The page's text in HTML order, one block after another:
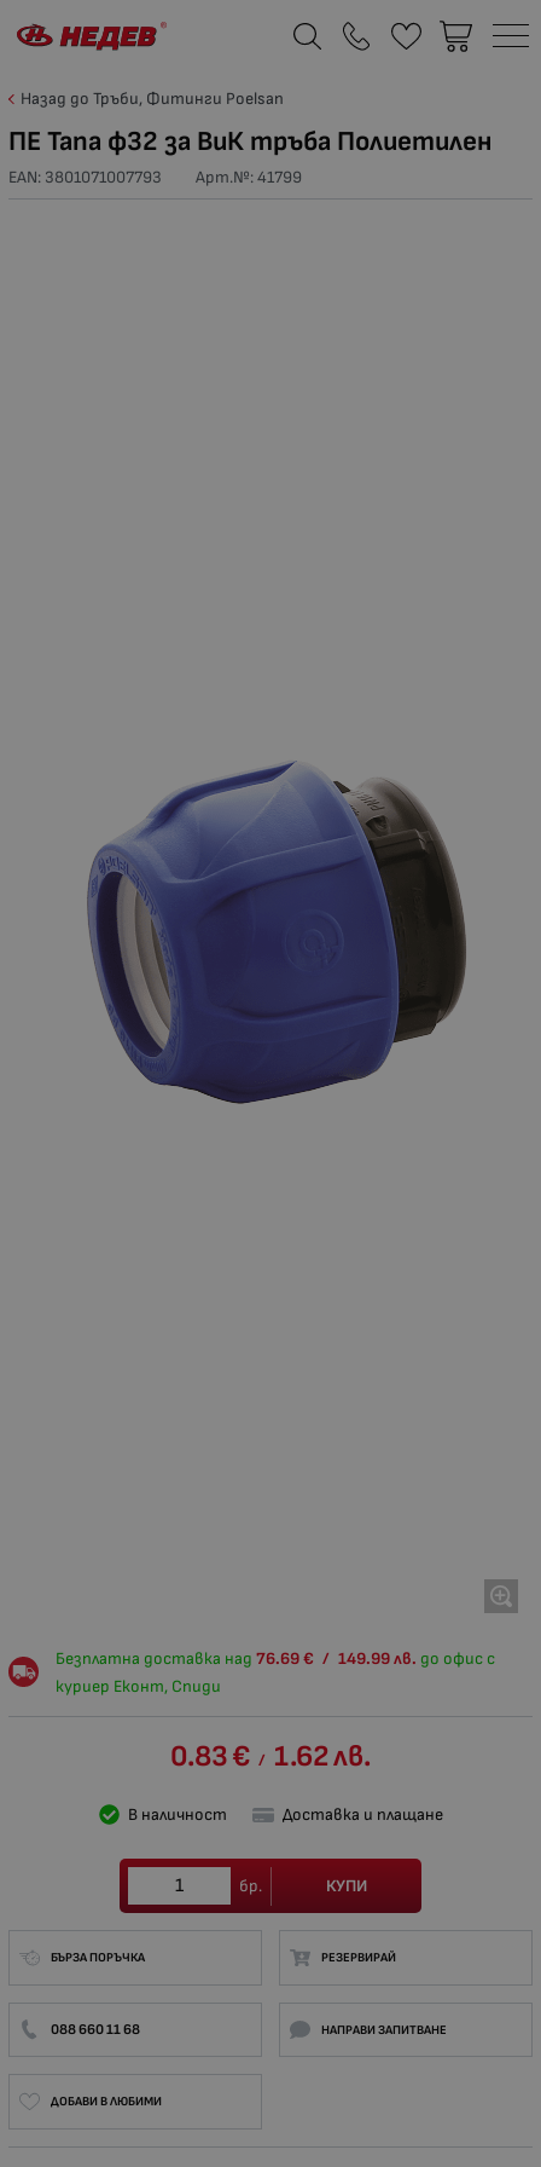
Назад до Тръби, Фитинги Poelsan
ПЕ Тапа ф32 за ВиК тръба Полиетилен
EAN: 3801071007793 Арт.№:41799
Безплатна доставка над 76.69 € / 149.99 лв. до офис с
куриер Еконт, Спиди
0.83€ / 1.62лв.
В наличност Доставка и плащане
бр. КУПИ
БЪРЗА ПОРЪЧКА РЕЗЕРВИРАЙ
088 660 11 68 НАПРАВИ ЗАПИТВАНЕ
ДОБАВИ В ЛЮБИМИ